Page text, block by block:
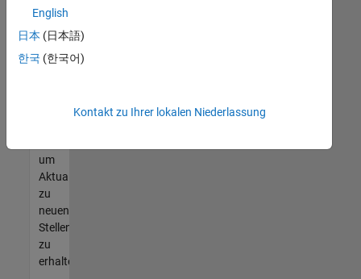
Ihren
entsprechen,
werden
unseres
um
Aktualisierungen
zu
neuen
Stellenangeboten
zu
erhalten.
English
日本 (日本語)
한국 (한국어)
Kontakt zu Ihrer lokalen Niederlassung